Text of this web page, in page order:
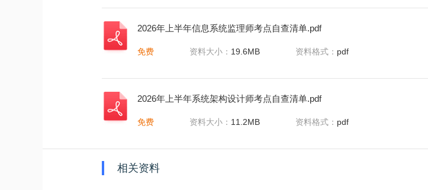
2026年上半年信息系统监理师考点自查清单.pdf
免费 资料大小： 19.6MB 资料格式： pdf
2026年上半年系统架构设计师考点自查清单.pdf
免费 资料大小： 11.2MB 资料格式： pdf
相关资料